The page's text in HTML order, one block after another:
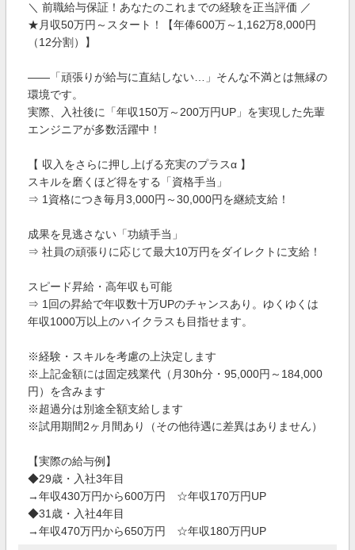
＼ 前職給与保証！あなたのこれまでの経験を正当評価 ／
★月収50万円～スタート！【年俸600万～1,162万8,000円
（12分割）】
――「頑張りが給与に直結しない…」そんな不満とは無縁の
環境です。
実際、入社後に「年収150万～200万円UP」を実現した先輩
エンジニアが多数活躍中！
【 収入をさらに押し上げる充実のプラスα 】
スキルを磨くほど得をする「資格手当」
⇒ 1資格につき毎月3,000円～30,000円を継続支給！
成果を見逃さない「功績手当」
⇒ 社員の頑張りに応じて最大10万円をダイレクトに支給！
スピード昇給・高年収も可能
⇒ 1回の昇給で年収数十万UPのチャンスあり。ゆくゆくは
年収1000万以上のハイクラスも目指せます。
※経験・スキルを考慮の上決定します
※上記金額には固定残業代（月30h分・95,000円～184,000
円）を含みます
※超過分は別途全額支給します
※試用期間2ヶ月間あり（その他待遇に差異はありません）
【実際の給与例】
◆29歳・入社3年目
→年収430万円から600万円 ☆年収170万円UP
◆31歳・入社4年目
→年収470万円から650万円 ☆年収180万円UP